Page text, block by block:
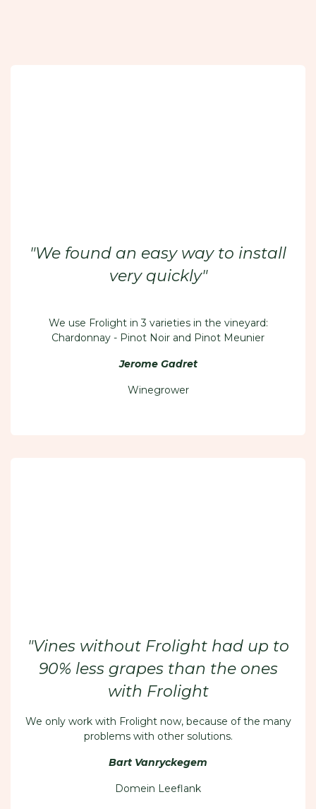
"We found an easy way to install
very quickly"
We use Frolight in 3 varieties in the vineyard:
Chardonnay - Pinot Noir and Pinot Meunier
Jerome Gadret
Winegrower
"Vines without Frolight had up to
90% less grapes than the ones
with Frolight
We only work with Frolight now, because of the many
problems with other solutions.
Bart Vanryckegem
Domein Leeflank